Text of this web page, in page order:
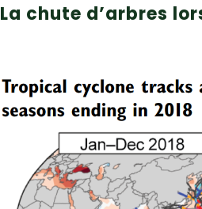
La chute d’arbres